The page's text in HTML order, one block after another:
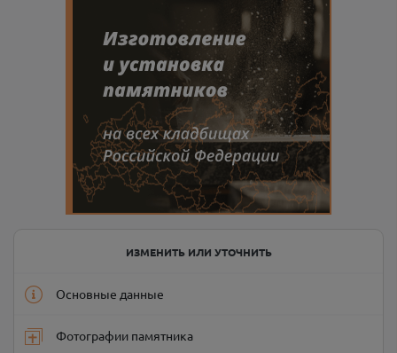
ИЗМЕНИТЬ ИЛИ УТОЧНИТЬ
Основные данные
Фотографии памятника